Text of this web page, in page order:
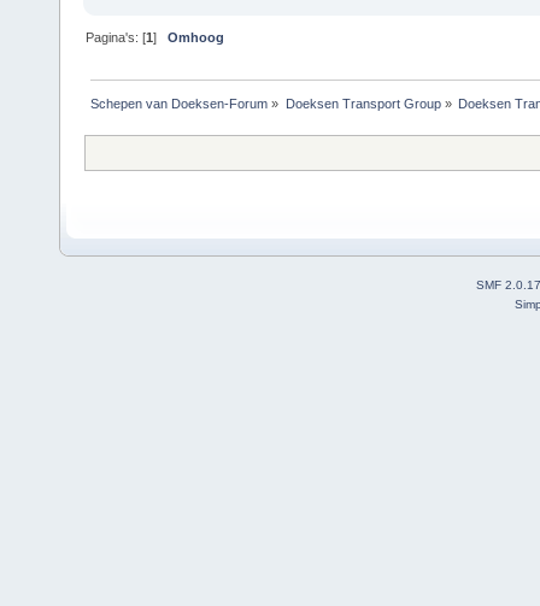
Pagina's: [1]Omhoog
Schepen van Doeksen-Forum » Doeksen Transport Group» Doeksen
SMF 2.0.17